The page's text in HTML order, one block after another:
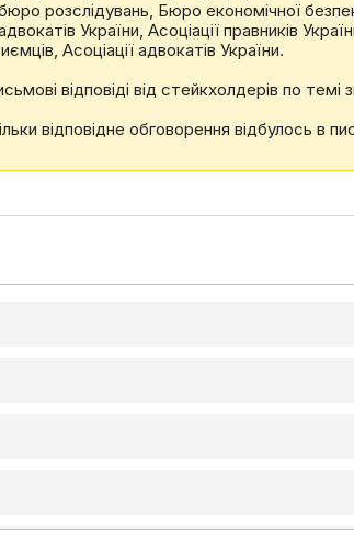
розслідувань, Бюро економічної
України, Асоціації правників
Асоціації адвокатів України.
відповіді від стейкхолдерів по темі
відповідне обговорення відбулось в